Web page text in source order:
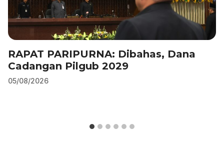
RAPAT PARIPURNA: Dibahas, Dana
Cadangan Pilgub 2029
05/08/2026